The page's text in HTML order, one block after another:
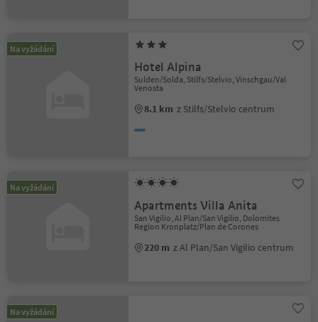
Na vyžádání
Hotel Alpina
Sulden/Solda, Stilfs/Stelvio, Vinschgau/Val
Venosta
8.1 km z Stilfs/Stelvio centrum
Na vyžádání
Apartments Villa Anita
San Vigilio, Al Plan/San Vigilio, Dolomites
Region Kronplatz/Plan de Corones
220 m z Al Plan/San Vigilio centrum
Na vyžádání